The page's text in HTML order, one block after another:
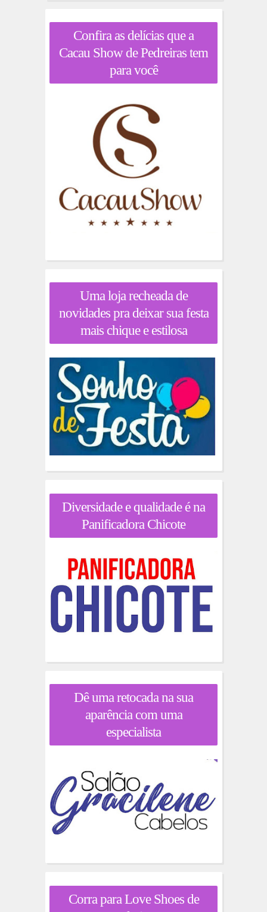
Confira as delícias que a
Cacau Show de Pedreiras tem
para você
Uma loja recheada de
novidades pra deixar sua festa
mais chique e estilosa
Diversidade e qualidade é na
Panificadora Chicote
Dê uma retocada na sua
aparência com uma
especialista
Corra para Love Shoes de